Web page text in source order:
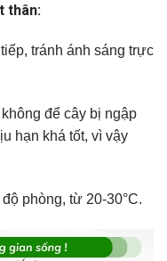
thân:
tránh ánh sáng trực
để cây bị ngập
hạn khá tốt, vì vậy
phòng, từ 20-30°C.